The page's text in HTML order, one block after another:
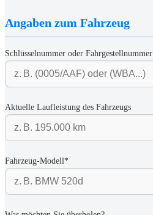
Angaben zum Fahrzeug
Schlüsselnummer oder Fahrgestellnummer
Aktuelle Laufleistung des Fahrzeugs
Fahrzeug-Modell*